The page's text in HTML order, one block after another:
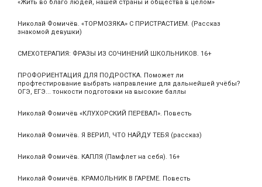
«Жить во благо людей, нашей страны и общества в целом»
Николай Фомичёв. «ТОРМОЗЯКА» С ПРИСТРАСТИЕМ. (Рассказ
знакомой девушки)
СМЕХОТЕРАПИЯ: ФРАЗЫ ИЗ СОЧИНЕНИЙ ШКОЛЬНИКОВ. 16+
ПРОФОРИЕНТАЦИЯ ДЛЯ ПОДРОСТКА. Поможет ли
профтестирование выбрать направление для дальнейшей учёбы?
ОГЭ, ЕГЭ... тонкости подготовки на высокие баллы
Николай Фомичёв «КЛУХОРСКИЙ ПЕРЕВАЛ». Повесть
Николай Фомичёв. Я ВЕРИЛ, ЧТО НАЙДУ ТЕБЯ (рассказ)
Николай Фомичёв. КАПЛЯ (Памфлет на себя). 16+
Николай Фомичёв. КРАМОЛЬНИК В ГАРЕМЕ. Повесть